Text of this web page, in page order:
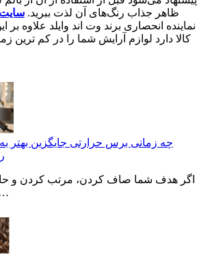
ظاهر جذاب رنگ‌های آن لذت ببرید. سایت
نماینده انحصاری برند وت اند وایلد علاوه
کالا دارد لوازم آرایش شما را در کم
چه زمانی برس حرارتی جایگزین
اگر هدف شما صاف کردن، مرتب کردن و
است، برس